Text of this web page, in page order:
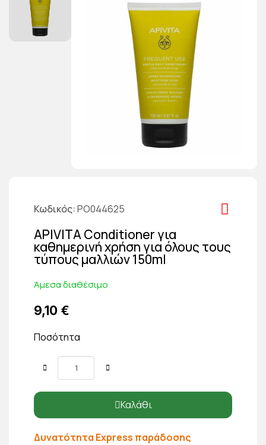
Κωδικός PO044625
APIVITA Conditioner για
καθημερινή χρήση για όλους τους
τύπους μαλλιών 150ml
Άμεσα διαθέσιμο
9,10 €
Ποσότητα
Καλάθι
Δυνατότητα Express παράδοσης